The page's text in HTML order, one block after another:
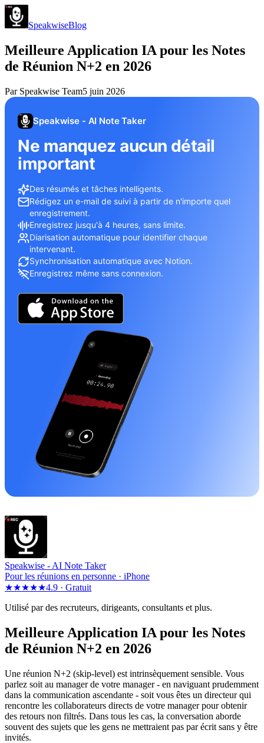
SpeakwiseBlog
Meilleure Application IA pour les Notes
de Réunion N+2 en 2026
Par Speakwise Team5 juin 2026
Speakwise - AI Note Taker
Ne manquez aucun détail
important
Des résumés et tâches intelligents.
Rédigez un e-mail de suivi à partir de n'importe quel
enregistrement.
Enregistrez jusqu'à 4 heures, sans limite.
Diarisation automatique pour identifier chaque
intervenant.
Synchronisation automatique avec Notion.
Enregistrez même sans connexion.
Speakwise - AI Note Taker
Pour les réunions en personne · iPhone
★★★★★4.9 · Gratuit
Utilisé par des recruteurs, dirigeants, consultants et plus.
Meilleure Application IA pour les Notes
de Réunion N+2 en 2026
Une réunion N+2 (skip-level) est intrinsèquement sensible. Vous
parlez soit au manager de votre manager - en naviguant prudemment
dans la communication ascendante - soit vous êtes un directeur qui
rencontre les collaborateurs directs de votre manager pour obtenir
des retours non filtrés. Dans tous les cas, la conversation aborde
souvent des sujets que les gens ne mettraient pas par écrit sans y être
invités.